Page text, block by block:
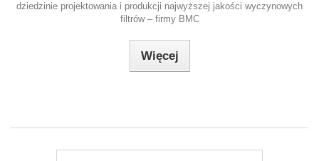
dziedzinie projektowania i produkcji najwyższej jakości wyczynowych
filtrów – firmy BMC
Więcej